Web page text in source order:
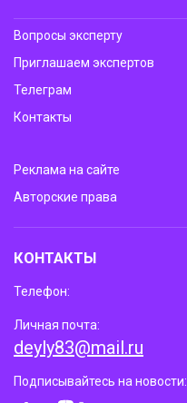
Вопросы эксперту
Приглашаем экспертов
Телеграм
Контакты
Реклама на сайте
Авторские права
КОНТАКТЫ
Телефон:
Личная почта:
deyly83@mail.ru
Подписывайтесь на новости: